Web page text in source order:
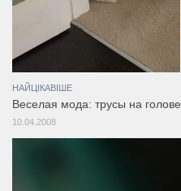
НАЙЦІКАВІШЕ
Веселая мода: трусы на голове
10.04.2008